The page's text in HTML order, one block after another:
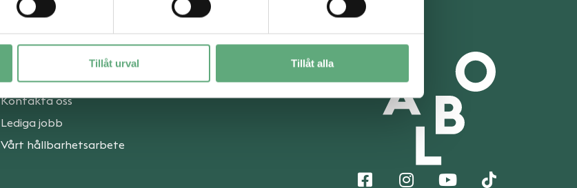
Tillåt urval Tillåt alla
Om Valbo Köpcentrum
Kontakta oss
Lediga jobb
Vårt hållbarhetsarbete